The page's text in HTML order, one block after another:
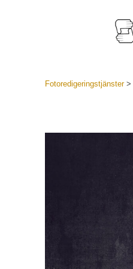
Fotoredigeringstjänster>